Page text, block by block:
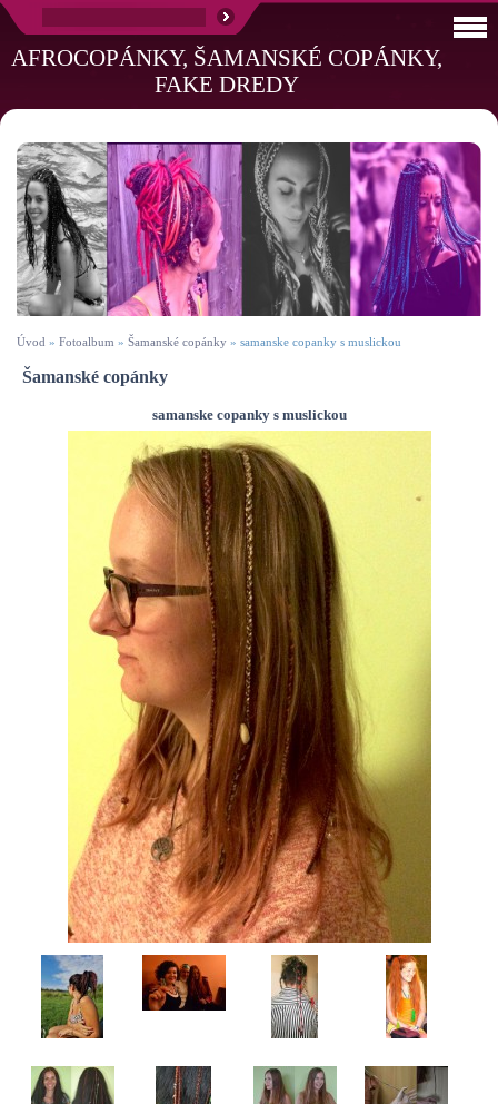
AFROCOPÁNKY, ŠAMANSKÉ COPÁNKY,
FAKE DREDY
Úvod » Fotoalbum » Šamanské copánky » samanske copanky s muslickou
Šamanské copánky
samanske copanky s muslickou